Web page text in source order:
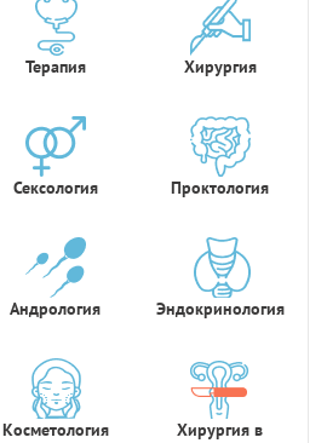
Терапия Хирургия
Сексология Проктология
Андрология Эндокринология
Косметология
Хирургия в